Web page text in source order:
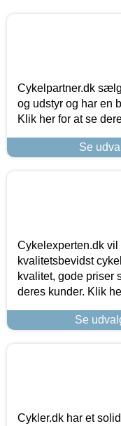
Cykelpartner.dk
og udstyr og har en
Klik her for at se
Se
Cykelexperten.dk
kvalitetsbevidst
kvalitet, gode priser
deres kunder. Klik
Se
Cykler.dk har et